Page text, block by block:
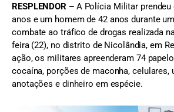
RESPLENDOR – A Polícia Militar
anos e um homem de 42 anos durante
combate ao tráfico de drogas realizada
feira (22), no distrito de Nicolândia, em
ação, os militares apreenderam 74
cocaína, porções de maconha, celulares,
anotações e dinheiro em espécie.